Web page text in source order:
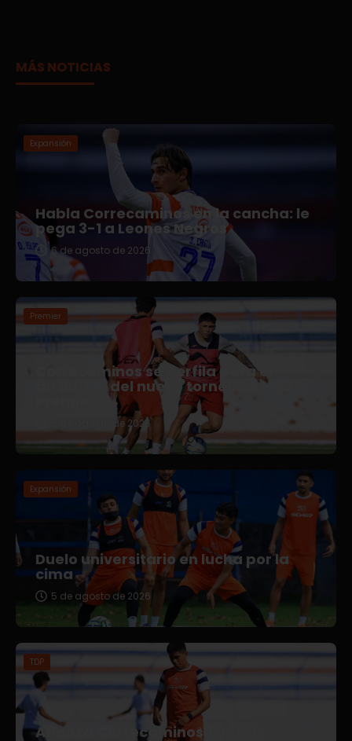
MÁS NOTICIAS
Expansión
Habla Correcaminos en la cancha: le
pega 3-1 a Leones Negros
6 de agosto de 2026
Premier
Correcaminos se perfila para el
arranque del nuevo torneo en Liga
5 de agosto de 2026
Expansión
Duelo universitario en lucha por la
cima
5 de agosto de 2026
TDP
Afianza Correcaminos TDP su